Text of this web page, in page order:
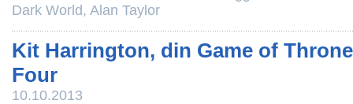
Dark World, Alan Taylor
Kit Harrington, din Game of
Four
10.10.2013